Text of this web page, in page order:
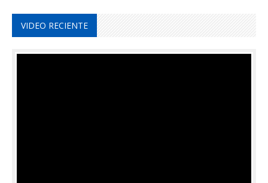
VIDEO RECIENTE